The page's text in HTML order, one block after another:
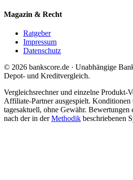
Magazin & Recht
Ratgeber
Impressum
Datenschutz
© 2026 bankscore.de · Unabhängige
Depot- und Kreditvergleich.
Vergleichsrechner und einzelne Produkt-
Affiliate-Partner ausgespielt. Konditionen
tagesaktuell, ohne Gewähr. Bewertungen
nach der in derMethodik beschriebenen